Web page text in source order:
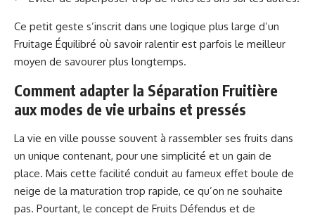
Ce petit geste s’inscrit dans une logique plus large d’un
Fruitage Équilibré où savoir ralentir est parfois le meilleur
moyen de savourer plus longtemps.
Comment adapter la Séparation Fruitière
aux modes de vie urbains et pressés
La vie en ville pousse souvent à rassembler ses fruits dans
un unique contenant, pour une simplicité et un gain de
place. Mais cette facilité conduit au fameux effet boule de
neige de la maturation trop rapide, ce qu’on ne souhaite
pas. Pourtant, le concept de Fruits Défendus et de